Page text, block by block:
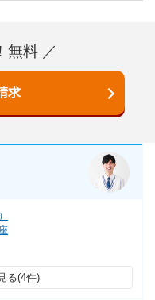
！無料 ／
求
る(4件)